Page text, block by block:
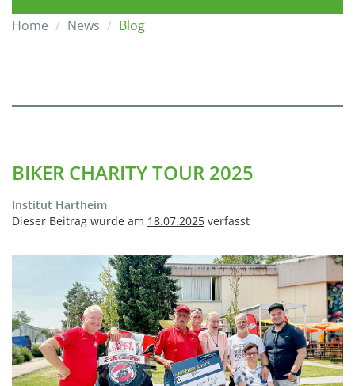
Home News Blog
BIKER CHARITY TOUR 2025
Institut Hartheim
Dieser Beitrag wurde am 18.07.2025 verfasst